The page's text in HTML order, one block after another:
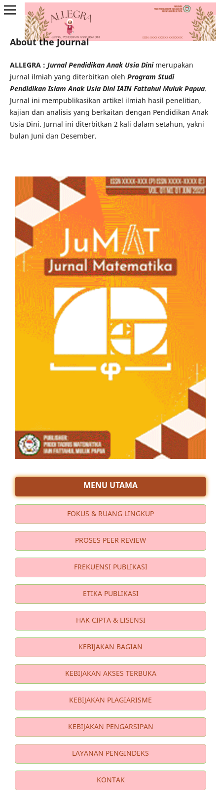
About the Journal
ALLEGRA : Jurnal Pendidikan Anak Usia Dinimerupakan
jurnal ilmiah yang diterbitkan oleh Program Studi
Pendidikan Islam Anak Usia Dini IAIN Fattahul Muluk Papua.
Jurnal ini mempublikasikan artikel ilmiah hasil penelitian,
kajian dan analisis yang berkaitan dengan Pendidikan Anak
Usia Dini. Jurnal ini diterbitkan 2 kali dalam setahun, yakni
bulan Juni dan Desember.
MENU UTAMA
FOKUS & RUANG LINGKUP
PROSES PEER REVIEW
FREKUENSI PUBLIKASI
ETIKA PUBLIKASI
HAK CIPTA & LISENSI
KEBIJAKAN BAGIAN
KEBIJAKAN AKSES TERBUKA
KEBIJAKAN PLAGIARISME
KEBIJAKAN PENGARSIPAN
LAYANAN PENGINDEKS
KONTAK